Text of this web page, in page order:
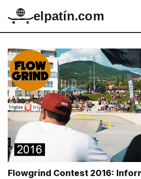
elpatín.com
Flowgrind Contest 2016: